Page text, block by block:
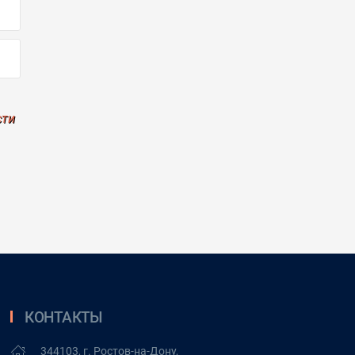
КОНТАКТЫ
344103, г. Ростов-на-Дону,